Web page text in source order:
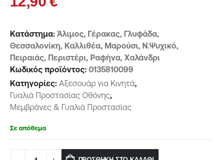
Κατάστημα: Άλιμος, Γέρακας, Γλυφάδα,
Θεσσαλονίκη, Καλλιθέα, Μαρούσι, Ν.Ψυχικό,
Πειραιάς, Περιστέρι, Ραφήνα, Χαλάνδρι
Κωδικός προϊόντος: 0135810099
Κατηγορίες: Αξεσουάρ για Κινητά,
Γυαλιά Προστασίας Οθόνης,
Μεμβράνες & Γυαλιά Προστασίας
Σε απόθεμα